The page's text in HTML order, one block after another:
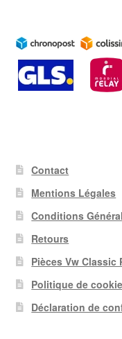
Contact
Mentions Légales
Conditions
Retours
Pièces Vw Classic
Politique de
Déclaration de